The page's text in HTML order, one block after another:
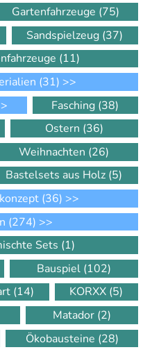
Gartenfahrzeuge (75)
Sandspielzeug (37)
(11)
(31) >>
Fasching (38)
Ostern (36)
Weihnachten (26)
Bastelsets aus Holz (5)
(36) >>
(274) >>
Sets (1)
Bauspiel (102)
(14) KORXX (5)
Matador (2)
Ökobausteine (28)